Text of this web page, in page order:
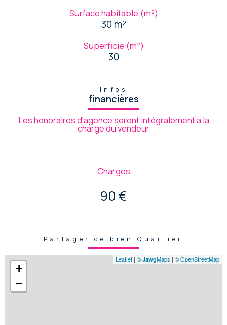
Surface habitable (m²)
30 m²
Superficie (m²)
30
Infos
financières
Les honoraires d'agence seront intégralement à la
charge du vendeur
Charges
90 €
Partager ce bien Quartier
+
−
Leaflet | © JawgMaps | © OpenStreetMap